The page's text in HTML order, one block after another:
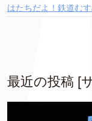
はたちだよ！鉄道む
最近の投稿 [